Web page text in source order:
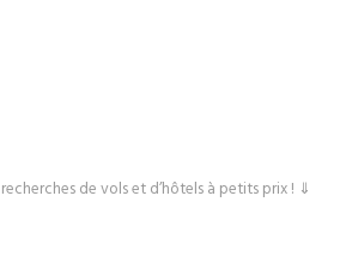
de vols et d’hôtels à petits prix ! ⇓